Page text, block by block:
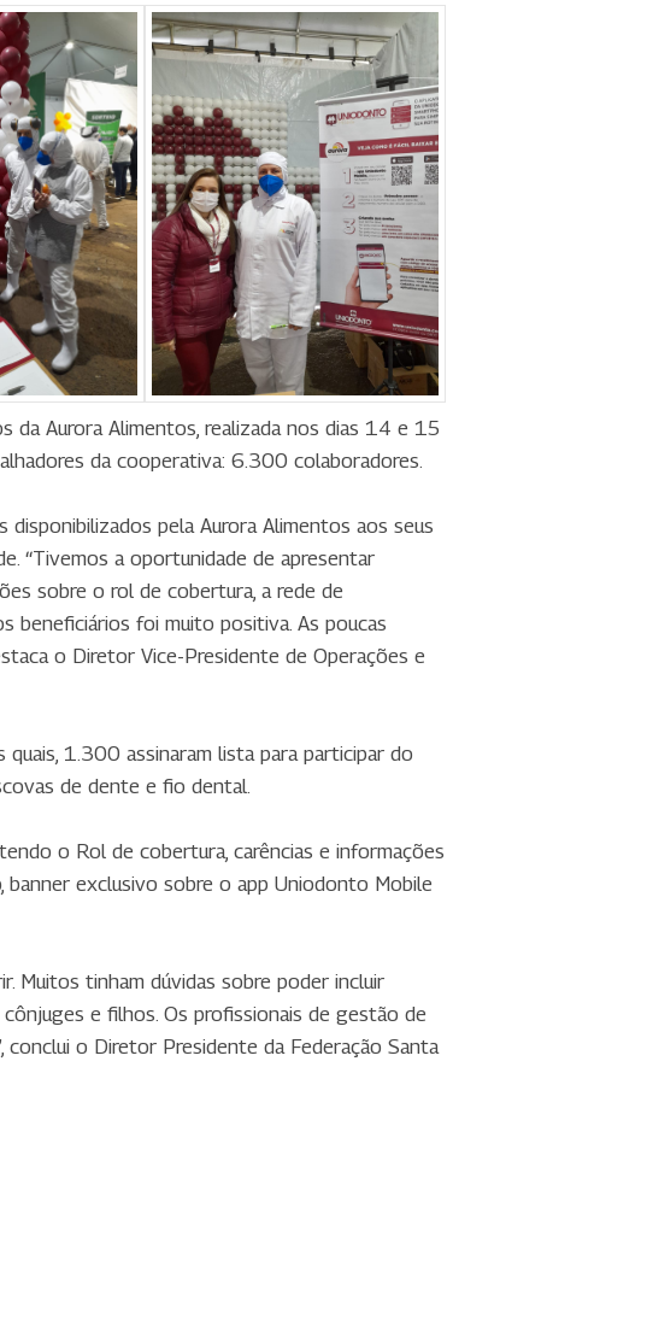
da Aurora Alimentos, realizada nos dias 14 e 15
da cooperativa: 6.300 colaboradores.
pela Aurora Alimentos aos seus
“Tivemos a oportunidade de apresentar
sobre o rol de cobertura, a rede de
beneficiários foi muito positiva. As poucas
o Diretor Vice-Presidente de Operações e
1.300 assinaram lista para participar do
de dente e fio dental.
o Rol de cobertura, carências e informações
exclusivo sobre o app Uniodonto Mobile
Muitos tinham dúvidas sobre poder incluir
e filhos. Os profissionais de gestão de
o Diretor Presidente da Federação Santa